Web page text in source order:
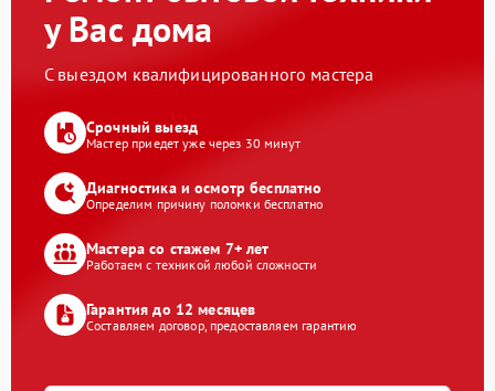
у Вас дома
С выездом квалифицированного мастера
Срочный выезд
Мастер приедет уже через 30 минут
Диагностика и осмотр бесплатно
Определим причину поломки бесплатно
Мастера со стажем 7+ лет
Работаем с техникой любой сложности
Гарантия до 12 месяцев
Составляем договор, предоставляем гарантию